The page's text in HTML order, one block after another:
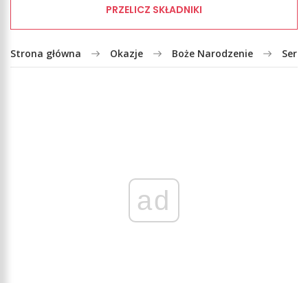
PRZELICZ SKŁADNIKI
Strona główna Okazje Boże Narodzenie
ad